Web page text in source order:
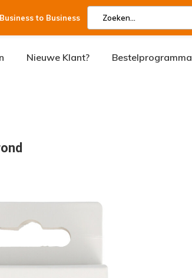
to Business
Nieuwe Klant? Bestelprogramma